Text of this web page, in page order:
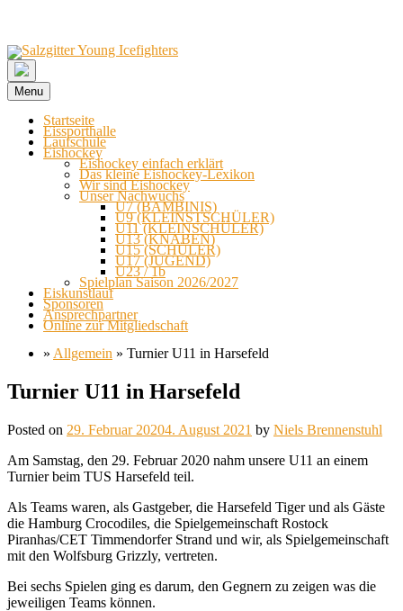
Menu
Startseite
Eissporthalle
Laufschule
Eishockey
Eishockey einfach erklärt
Das kleine Eishockey-Lexikon
Wir sind Eishockey
Unser Nachwuchs
U7 (BAMBINIS)
U9 (KLEINSTSCHÜLER)
U11 (KLEINSCHÜLER)
U13 (KNABEN)
U15 (SCHÜLER)
U17 (JUGEND)
U23 / 1b
Spielplan Saison 2026/2027
Eiskunstlauf
Sponsoren
Ansprechpartner
Online zur Mitgliedschaft
» Allgemein » Turnier U11 in Harsefeld
Skip
to
Turnier U11 in Harsefeld
Posted on 29. Februar 20204. August 2021 by Niels Brennenstuhl
Am Samstag, den 29. Februar 2020 nahm unsere U11 an einem
Turnier beim TUS Harsefeld teil.
Als Teams waren, als Gastgeber, die Harsefeld Tiger und als Gäste
die Hamburg Crocodiles, die Spielgemeinschaft Rostock
Piranhas/CET Timmendorfer Strand und wir, als Spielgemeinschaft
mit den Wolfsburg Grizzly, vertreten.
Bei sechs Spielen ging es darum, den Gegnern zu zeigen was die
jeweiligen Teams können.